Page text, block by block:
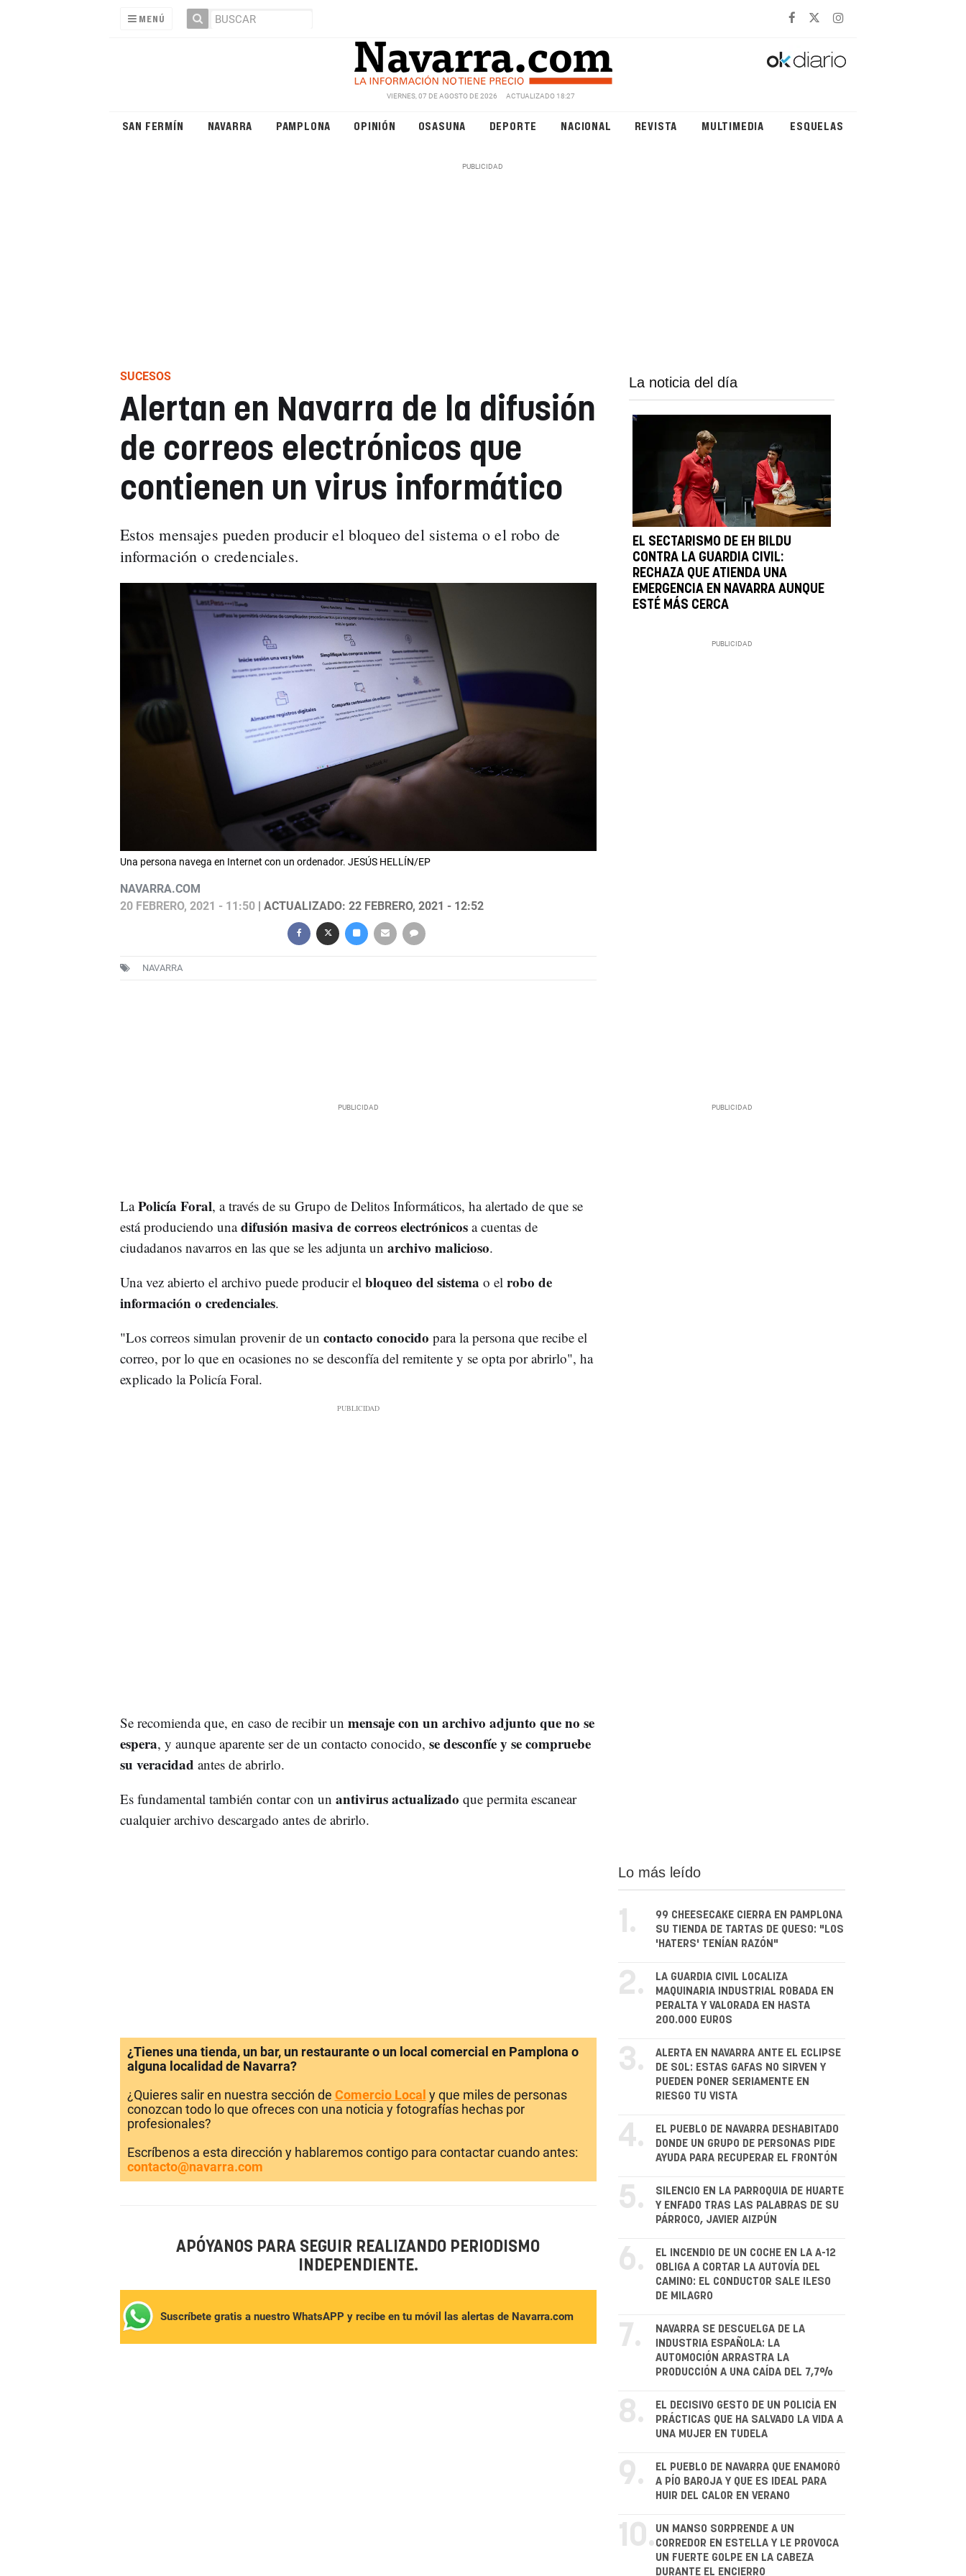
MENÚ
VIERNES, 07 DE AGOSTO DE 2026 ACTUALIZADO 18:27
SAN FERMÍN NAVARRA PAMPLONA OPINIÓN OSASUNA DEPORTE NACIONAL REVISTA MULTIMEDIA ESQUELAS
SUCESOS
Alertan en Navarra de la difusión
de correos electrónicos que
contienen un virus informático
Estos mensajes pueden producir el bloqueo del sistema o el robo de
información o credenciales.
Una persona navega en Internet con un ordenador. JESÚS HELLÍN/EP
NAVARRA.COM
20 FEBRERO, 2021 - 11:50| ACTUALIZADO: 22 FEBRERO, 2021 - 12:52
NAVARRA
La noticia del día
EL SECTARISMO DE EH BILDU
CONTRA LA GUARDIA CIVIL:
RECHAZA QUE ATIENDA UNA
EMERGENCIA EN NAVARRA AUNQUE
ESTÉ MÁS CERCA
LaPolicía Foral, a través de su Grupo de Delitos Informáticos, ha alertado de que se
está produciendo unadifusión masiva de correos electrónicosa cuentas de
ciudadanos navarros en las que se les adjunta un archivo malicioso.
Una vez abierto el archivo puede producir el bloqueo del sistema o el robo de
información o credenciales.
"Los correos simulan provenir de un contacto conocido para la persona que recibe el
correo, por lo que en ocasiones no se desconfía del remitente y se opta por abrirlo", ha
explicado la Policía Foral.
Se recomienda que, en caso de recibir un mensaje con un archivo adjunto que no se
espera, y aunque aparente ser de un contacto conocido, se desconfíe y se compruebe
su veracidad antes de abrirlo.
Es fundamental también contar con un antivirus actualizado que permita escanear
cualquier archivo descargado antes de abrirlo.
¿Tienes una tienda, un bar, un restaurante o un local comercial en Pamplona o
alguna localidad de Navarra?
¿Quieres salir en nuestra sección de Comercio Local y que miles de personas
conozcan todo lo que ofreces con una noticia y fotografías hechas por
profesionales?
Escríbenos a esta dirección y hablaremos contigo para contactar cuando antes:
contacto@navarra.com
APÓYANOS PARA SEGUIR REALIZANDO PERIODISMO
INDEPENDIENTE.
Suscríbete gratis a nuestro WhatsAPP y recibe en tu móvil las alertas de Navarra.com
Lo más leído
1.
99 CHEESECAKE CIERRA EN PAMPLONA
SU TIENDA DE TARTAS DE QUESO: "LOS
'HATERS' TENÍAN RAZÓN"
2.
LA GUARDIA CIVIL LOCALIZA
MAQUINARIA INDUSTRIAL ROBADA EN
PERALTA Y VALORADA EN HASTA
200.000 EUROS
3.
ALERTA EN NAVARRA ANTE EL ECLIPSE
DE SOL: ESTAS GAFAS NO SIRVEN Y
PUEDEN PONER SERIAMENTE EN
RIESGO TU VISTA
4.
EL PUEBLO DE NAVARRA DESHABITADO
DONDE UN GRUPO DE PERSONAS PIDE
AYUDA PARA RECUPERAR EL FRONTÓN
5.
SILENCIO EN LA PARROQUIA DE HUARTE
Y ENFADO TRAS LAS PALABRAS DE SU
PÁRROCO, JAVIER AIZPÚN
6.
EL INCENDIO DE UN COCHE EN LA A-12
OBLIGA A CORTAR LA AUTOVÍA DEL
CAMINO: EL CONDUCTOR SALE ILESO
DE MILAGRO
7.
NAVARRA SE DESCUELGA DE LA
INDUSTRIA ESPAÑOLA: LA
AUTOMOCIÓN ARRASTRA LA
PRODUCCIÓN A UNA CAÍDA DEL 7,7%
8.
EL DECISIVO GESTO DE UN POLICÍA EN
PRÁCTICAS QUE HA SALVADO LA VIDA A
UNA MUJER EN TUDELA
9.
EL PUEBLO DE NAVARRA QUE ENAMORÓ
A PÍO BAROJA Y QUE ES IDEAL PARA
HUIR DEL CALOR EN VERANO
10. UN MANSO SORPRENDE A UN
CORREDOR EN ESTELLA Y LE PROVOCA
UN FUERTE GOLPE EN LA CABEZA
DURANTE EL ENCIERRO